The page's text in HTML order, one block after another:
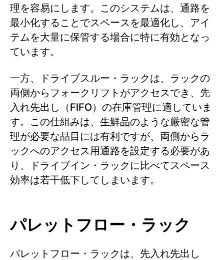
理を容易にします。このシステムは、通路を
最小化することでスペースを最適化し、アイ
テムを大量に保管する場合に特に有効となっ
ています。
一方、ドライブスルー・ラックは、ラックの
両側からフォークリフトがアクセスでき、先
入れ先出し（FIFO）の在庫管理に適していま
す。この仕組みは、生鮮品のような厳密な管
理が必要な品目には有利ですが、両側からラ
ックへのアクセス用通路を設定する必要があ
り、ドライブイン・ラックに比べてスペース
効率は若干低下してしまいます。
パレットフロー・ラック
パレットフロー・ラックは、先入れ先出し